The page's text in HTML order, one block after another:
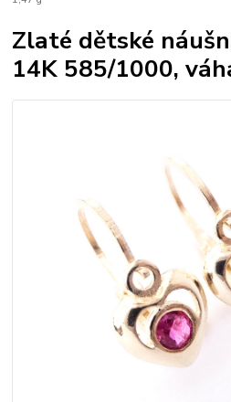
Zlaté dětské
14K 585/1000,